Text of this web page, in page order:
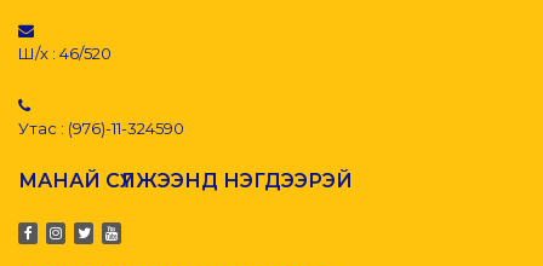
Ш/х : 46/520
Утас : (976)-11-324590
МАНАЙ СҮЛЖЭЭНД НЭГДЭЭРЭЙ